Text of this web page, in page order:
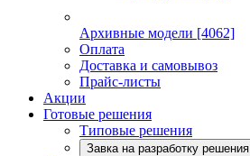
Архивные модели [4062]
Оплата
Доставка и самовывоз
Прайс-листы
Акции
Готовые решения
Типовые решения
Завка на разработку решения